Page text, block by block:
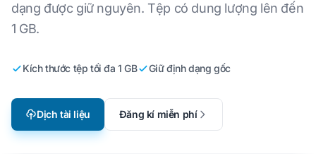
dạng được giữ nguyên. Tệp có dung lượng lên đến
1 GB.
Kích thước tệp tối đa 1 GB Giữ định dạng gốc
Dịch tài liệu Đăng kí miễn phí